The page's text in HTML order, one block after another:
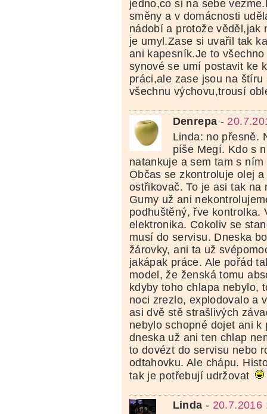
jedno,co si na sebe
směny a v domácnosti
nádobí a protože věděl,jak
je umyl.Zase si uvařil tak
ani kapesník.Je to
synové se umí postavit ke
práci,ale zase jsou na štíru
všechnu výchovu,trousí
Denrepa -
Linda: no přesně.
píše Megí. Kdo s
natankuje a sem tam s
Občas se zkontroluje olej
ostřikovač. To je asi tak na
Gumy už ani
podhuštěný, řve kontrolka.
elektronika. Cokoliv se
musí do servisu. Dneska
žárovky, ani ta už
jakápak práce. Ale pořád
model, že ženská tomu
kdyby toho chlapa nebylo,
noci zrezlo, explodovalo a
asi dvě stě strašlivých
nebylo schopné dojet ani k
dneska už ani ten chlap
to dovézt do servisu nebo
odtahovku. Ale chápu.
tak je potřebují udržovat
Linda - 20.7.2016